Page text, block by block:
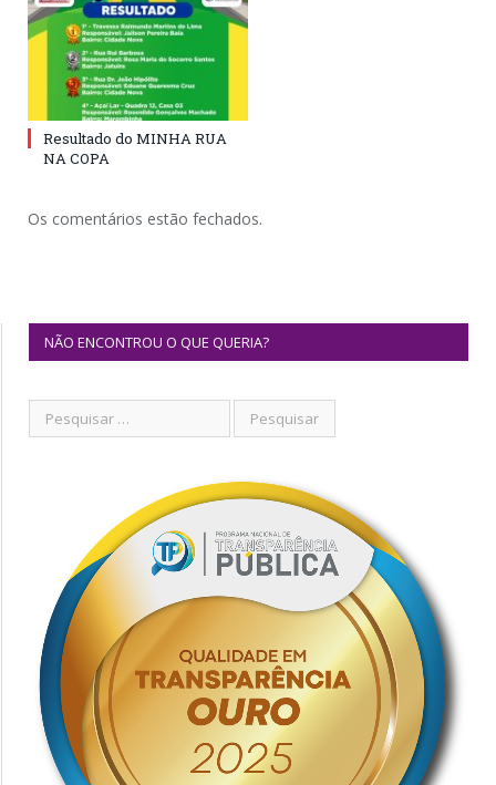
Resultado do MINHA RUA
NA COPA
Os comentários estão fechados.
NÃO ENCONTROU O QUE QUERIA?